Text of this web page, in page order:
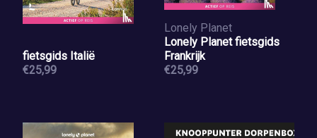
fietsgids Italië
€25,99
Lonely Planet
Lonely Planet fietsgids
Frankrijk
€25,99